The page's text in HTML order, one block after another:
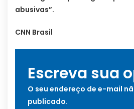
abusivas”.
CNN Brasil
Escreva sua
O seu endereço de e-mail
publicado.